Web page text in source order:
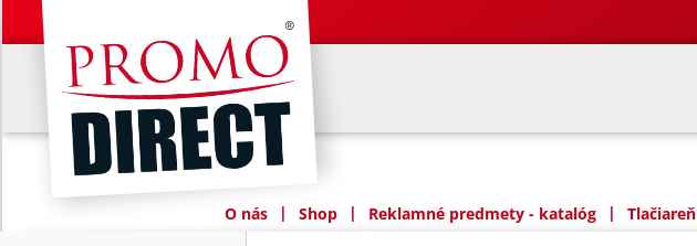
O nás | Shop | Reklamné predmety - katalóg | Tlačiareň